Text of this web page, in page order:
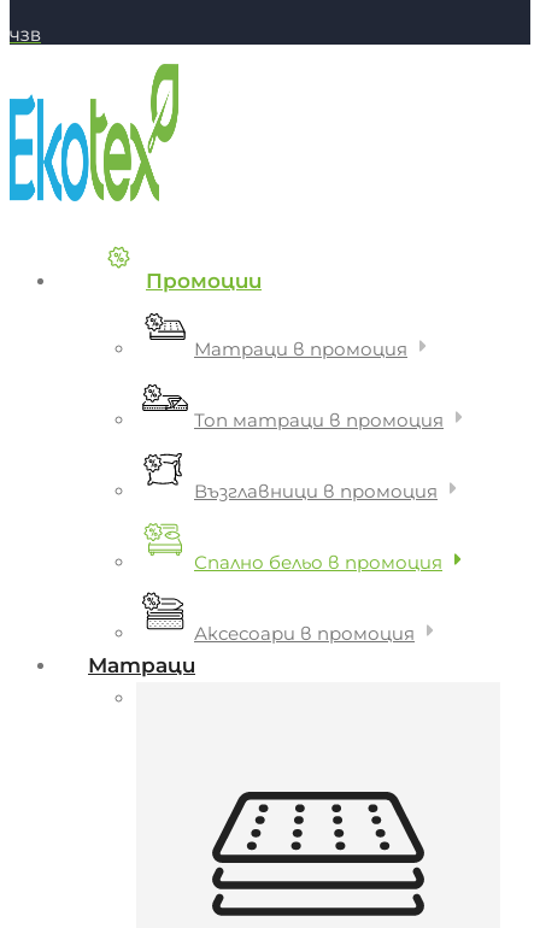
ЧЗВ
Промоции
Матраци в промоция
Топ матраци в промоция
Възглавници в промоция
Спално бельо в промоция
Аксесоари в промоция
Матраци